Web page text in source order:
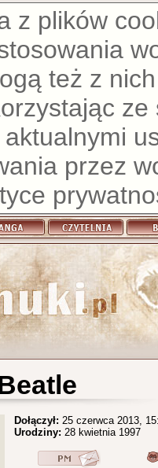
z plików
też z
przez
Dołączył: 25 czerwca 2013,
Urodziny: 28 kwietnia 1997